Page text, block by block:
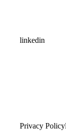
linkedin
Privacy Policy